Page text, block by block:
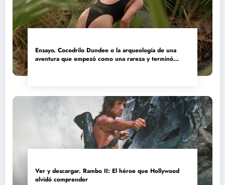
Ensayo. Cocodrilo Dundee o la arqueología de una
aventura que empezó como una rareza y terminó
Ver y descargar. Rambo II: El héroe que Hollywood
olvidó comprender